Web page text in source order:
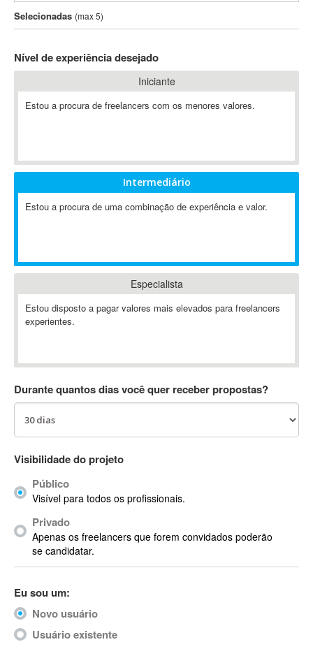
3DS Max
3GSM
802.11
A-GPS
ABAP
Abaqus
ABBYY FineReader
Ableton
Ableton Push
Abstract
AC3
ACID Pro
ACPI
Acrobat
Acrobat X
Acronis
ACT
Actimize
ActionScript
ActionScript 3
Selecionadas (max 5)
Nível de experiência desejado
Iniciante
Estou a procura de freelancers com os menores valores.
Intermediário
Estou a procura de uma combinação de experiência e valor.
Especialista
Estou disposto a pagar valores mais elevados para freelancers
experientes.
Durante quantos dias você quer receber propostas?
Visibilidade do projeto
Público
Visível para todos os profissionais.
Privado
Apenas os freelancers que forem convidados poderão
se candidatar.
Eu sou um:
Novo usuário
Usuário existente